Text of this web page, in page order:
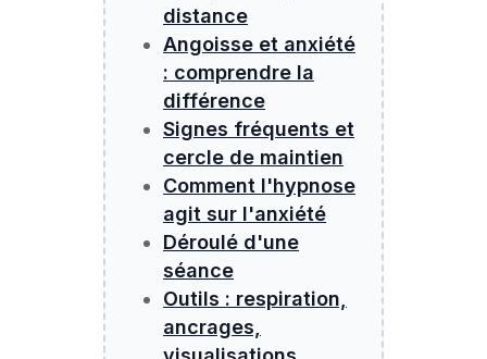
distance
Angoisse et anxiété
: comprendre la
différence
Signes fréquents et
cercle de maintien
Comment l'hypnose
agit sur l'anxiété
Déroulé d'une
séance
Outils : respiration,
ancrages,